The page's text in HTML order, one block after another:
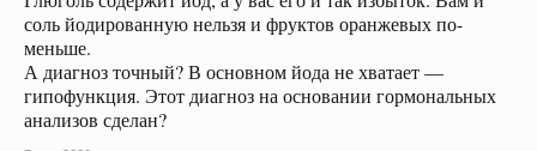
соль йодированную нельзя и фруктов оранжевых по-
меньше.
А диагноз точный? В основном йода не хватает —
гипофункция. Этот диагноз на основании гормональных
анализов сделан?